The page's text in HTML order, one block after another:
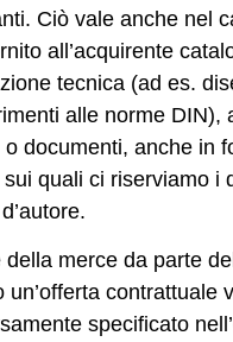
Ciò vale anche nel
all’acquirente
tecnica (ad es.
alle norme DIN),
documenti, anche in
quali ci riserviamo i
della merce da parte
un’offerta contrattuale
specificato